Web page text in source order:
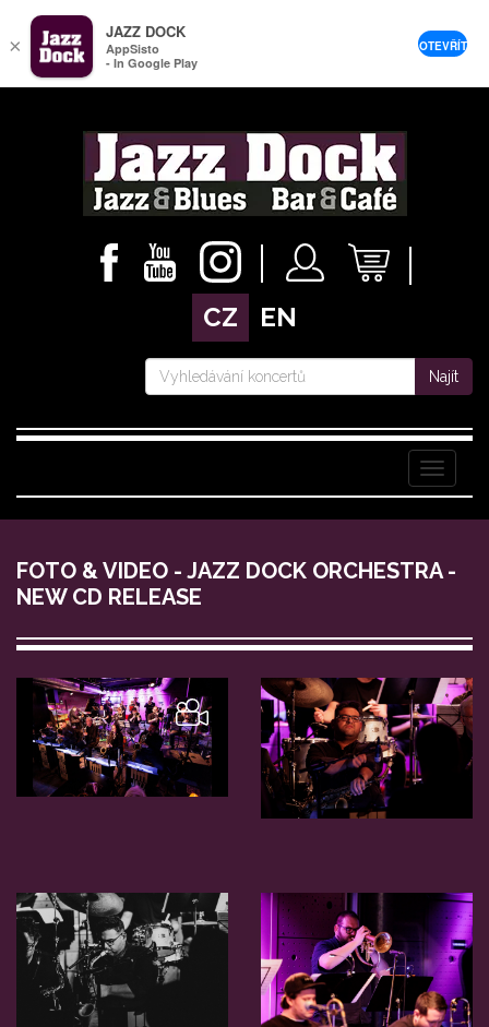
CZ EN
Najít
Menu
FOTO & VIDEO - JAZZ DOCK ORCHESTRA -
NEW CD RELEASE
×
JAZZ DOCK
AppSisto
- In Google Play
OTEVŘÍT